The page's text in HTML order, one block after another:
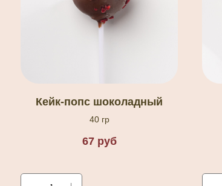
Кейк-попс шоколадный
40 гр
67 руб